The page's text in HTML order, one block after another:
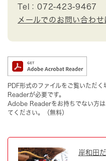
Tel：072-423-9467
メールでのお問い合わ
PDF形式のファイルをご覧いただ
Readerが必要です。
Adobe Readerをお持ちでない方
てください。（無料）
岸和田